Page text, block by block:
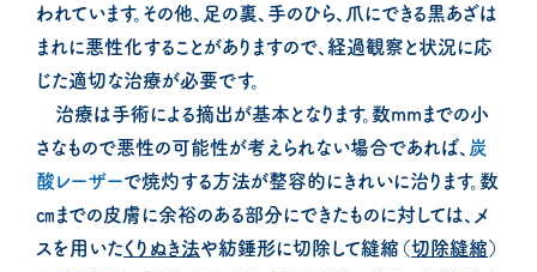
われています。その他、足の裏、手のひら、爪にできる黒あざは
まれに悪性化することがありますので、経過観察と状況に応
じた適切な治療が必要です。
治療は手術による摘出が基本となります。数mmまでの小
さなもので悪性の可能性が考えられない場合であれば、 炭
酸レーザーで焼灼する方法が整容的にきれいに治ります。数
㎝までの皮膚に余裕のある部分にできたものに対しては、メ
スを用いたくりぬき法や紡錘形に切除して縫縮（切除縫縮）